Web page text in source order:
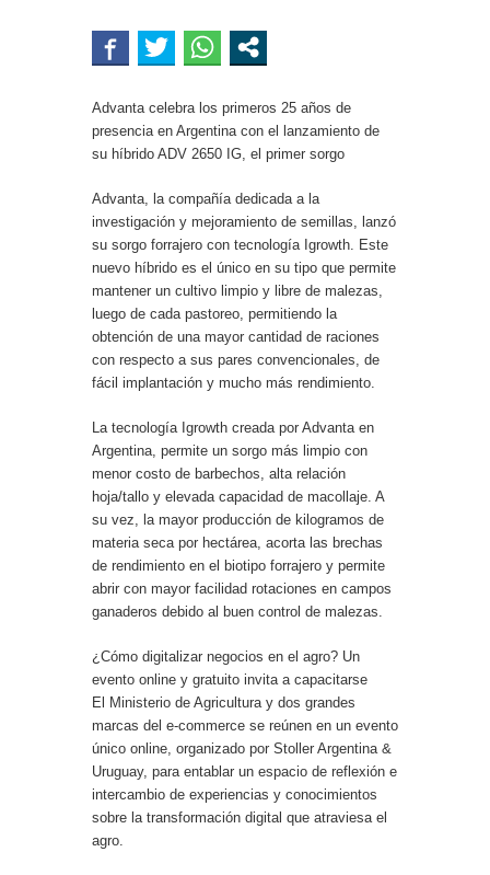
Advanta celebra los primeros 25 años de
presencia en Argentina con el lanzamiento de
su híbrido ADV 2650 IG, el primer sorgo
Advanta, la compañía dedicada a la
investigación y mejoramiento de semillas, lanzó
su sorgo forrajero con tecnología Igrowth. Este
nuevo híbrido es el único en su tipo que permite
mantener un cultivo limpio y libre de malezas,
luego de cada pastoreo, permitiendo la
obtención de una mayor cantidad de raciones
con respecto a sus pares convencionales, de
fácil implantación y mucho más rendimiento.
La tecnología Igrowth creada por Advanta en
Argentina, permite un sorgo más limpio con
menor costo de barbechos, alta relación
hoja/tallo y elevada capacidad de macollaje. A
su vez, la mayor producción de kilogramos de
materia seca por hectárea, acorta las brechas
de rendimiento en el biotipo forrajero y permite
abrir con mayor facilidad rotaciones en campos
ganaderos debido al buen control de malezas.
¿Cómo digitalizar negocios en el agro? Un
evento online y gratuito invita a capacitarse
El Ministerio de Agricultura y dos grandes
marcas del e-commerce se reúnen en un evento
único online, organizado por Stoller Argentina &
Uruguay, para entablar un espacio de reflexión e
intercambio de experiencias y conocimientos
sobre la transformación digital que atraviesa el
agro.